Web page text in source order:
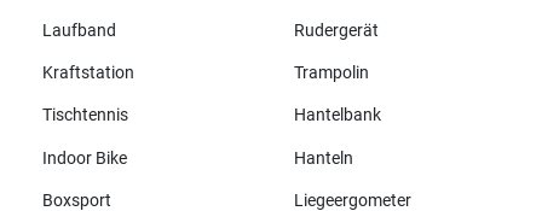
Laufband Rudergerät
Kraftstation Trampolin
Tischtennis Hantelbank
Indoor Bike Hanteln
Boxsport Liegeergometer